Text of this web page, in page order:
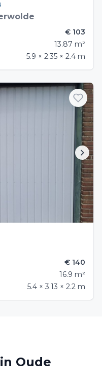
€ 103
13.87 m²
5.9 × 2.35 × 2.4 m
€ 140
16.9 m²
5.4 × 3.13 × 2.2 m
Oude